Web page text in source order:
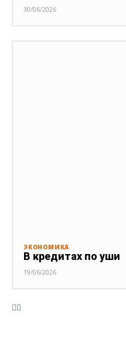
30/06/2026
ЭКОНОМИКА
В кредитах по уши
19/06/2026